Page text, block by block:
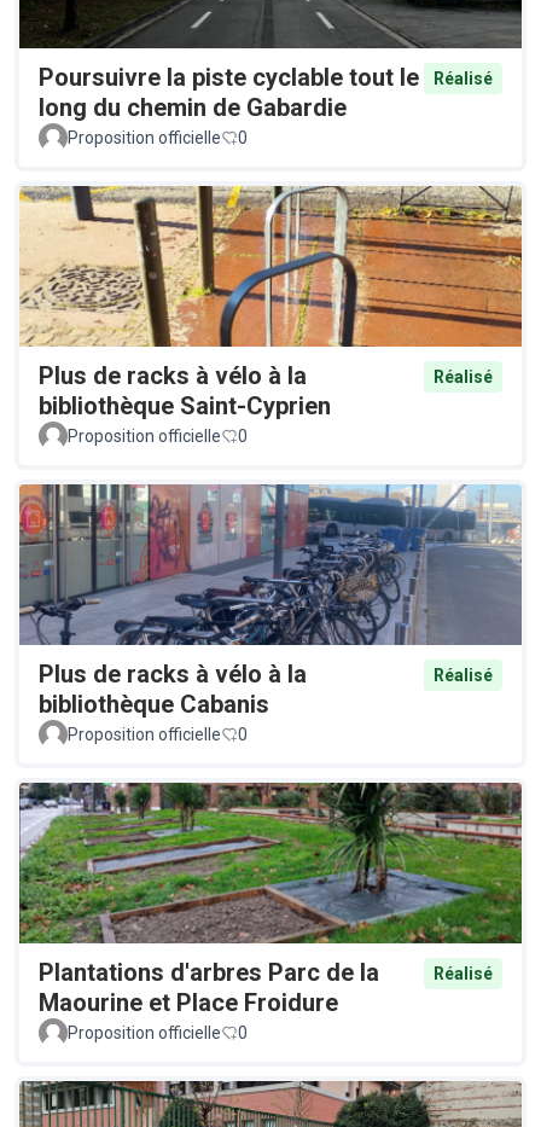
Poursuivre la piste cyclable tout le
long du chemin de Gabardie
Réalisé
Proposition officielle 0
Plus de racks à vélo à la
bibliothèque Saint-Cyprien
Réalisé
Proposition officielle 0
Plus de racks à vélo à la
bibliothèque Cabanis
Réalisé
Proposition officielle 0
Plantations d'arbres Parc de la
Maourine et Place Froidure
Réalisé
Proposition officielle 0